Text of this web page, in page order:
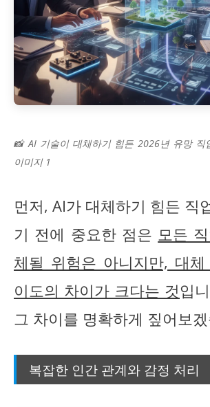
📸 AI 기술이 대체하기 힘든 2026년 유망 직
이미지 1
먼저, AI가 대체하기 힘든 직
기 전에 중요한 점은 모든
체될 위험은 아니지만, 대
이도의 차이가 크다는 것입
그 차이를 명확하게 짚어보
복잡한 인간 관계와 감정 처리